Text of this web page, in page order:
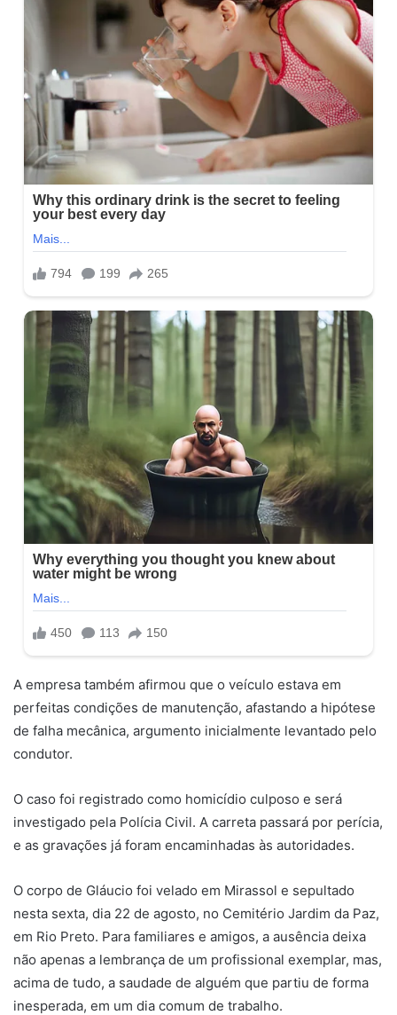
A empresa também afirmou que o veículo estava em
perfeitas condições de manutenção, afastando a hipótese
de falha mecânica, argumento inicialmente levantado pelo
condutor.
O caso foi registrado como homicídio culposo e será
investigado pela Polícia Civil. A carreta passará por perícia,
e as gravações já foram encaminhadas às autoridades.
O corpo de Gláucio foi velado em Mirassol e sepultado
nesta sexta, dia 22 de agosto, no Cemitério Jardim da Paz,
em Rio Preto. Para familiares e amigos, a ausência deixa
não apenas a lembrança de um profissional exemplar, mas,
acima de tudo, a saudade de alguém que partiu de forma
inesperada, em um dia comum de trabalho.